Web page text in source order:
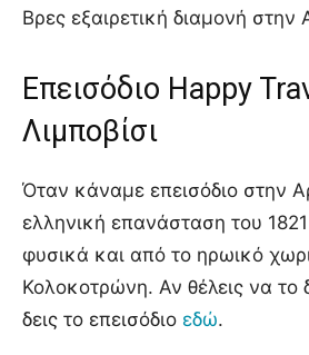
Βρες εξαιρετική διαμονή στην
Επεισόδιο Happy
Λιμποβίσι
Όταν κάναμε επεισόδιο στην
ελληνική επανάσταση του
φυσικά και από το ηρωικό
Κολοκοτρώνη. Αν θέλεις να το
δεις το επεισόδιο εδώ.